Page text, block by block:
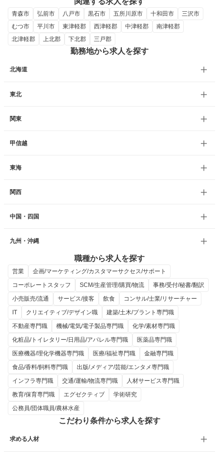
青森市 弘前市 八戸市 黒石市 五所川原市 十和田市
三沢市
むつ市
平川市 東津軽郡 西津軽郡 中津軽郡
南津軽郡
北津軽郡
上北郡 下北郡 三戸郡
勤務地から求人を探す
北海道
東北
関東
甲信越
東海
関西
中国・四国
九州・沖縄
職種から求人を探す
営業
企画/マーケティング/カスタマーサクセス/サポート
コーポレートスタッフ
SCM/生産管理/購買/物流
事務/受付/秘書/翻訳
小売販売/流通
サービス/接客 飲食
コンサル/士業/リサーチャー
IT
クリエイティブ/デザイン職
建築/土木/プラント専門職
不動産専門職
機械/電気/電子製品専門職
化学/素材専門職
化粧品/トイレタリー/日用品/アパレル専門職
医薬品専門職
医療機器/理化学機器専門職
医療/福祉専門職
金融専門職
食品/香料/飼料専門職
出版/メディア/芸能/エンタメ専門職
インフラ専門職
交通/運輸/物流専門職
人材サービス専門職
教育/保育専門職
エグゼクティブ
学術研究
公務員/団体職員/農林水産
こだわり条件から求人を探す
求める人材